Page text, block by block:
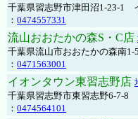
千葉県習志野市津田沼1-23-1
： 0474557331
流山おおたかの森S・C店
千葉県流山市おおたかの森南1-
： 0471563001
イオンタウン東習志野店
千葉県習志野市東習志野6-7-8
： 0474564101